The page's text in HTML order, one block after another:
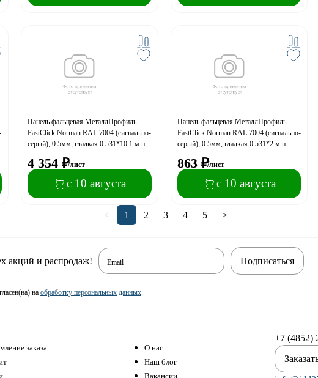
Панель фальцевая МеталлПрофиль
FastClick Norman RAL 7004 (сигнально-
серый), 0.5мм, гладкая 0.531*10.1 м.п.
4 354 ₽/лист
с 10 августа
Панель фальцевая МеталлПрофиль
FastClick Norman RAL 7004 (сигнально-
серый), 0.5мм, гладкая 0.531*2 м.п.
863 ₽/лист
с 10 августа
< 1 2 3 4 5 >
акций и распродаж! Email
на обработку персональных данных.
Подписаться
заказа
О нас
Наш блог
Вакансии
+7 (4852)